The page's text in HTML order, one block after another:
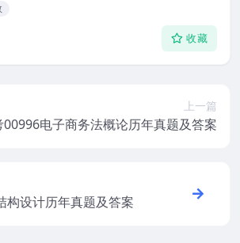
收藏
上一篇
00996电子商务法概论历年真题及答案
构设计历年真题及答案